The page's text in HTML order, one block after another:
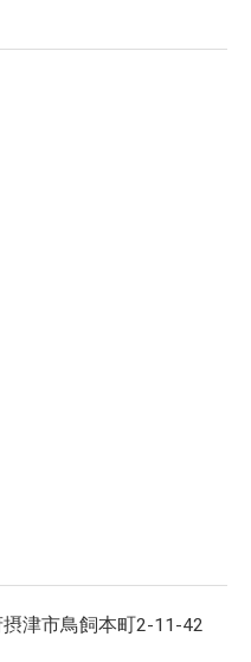
津市鳥飼本町2-11-42